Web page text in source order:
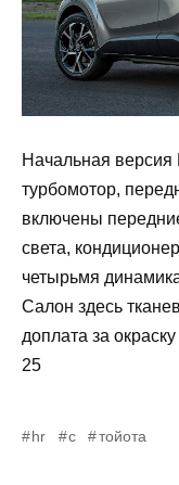
Начальная
турбомотор,
включены
света,
четырьмя
Салон здесь
доплата за
25
hr с тойота